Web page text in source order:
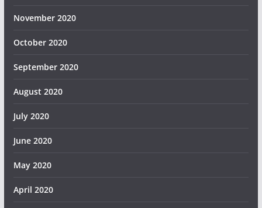
November 2020
October 2020
September 2020
August 2020
July 2020
June 2020
May 2020
April 2020